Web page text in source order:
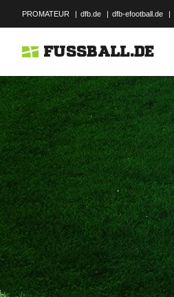
PROMATEUR | dfb.de | dfb-efootball.de |
FUSSBALL.DE